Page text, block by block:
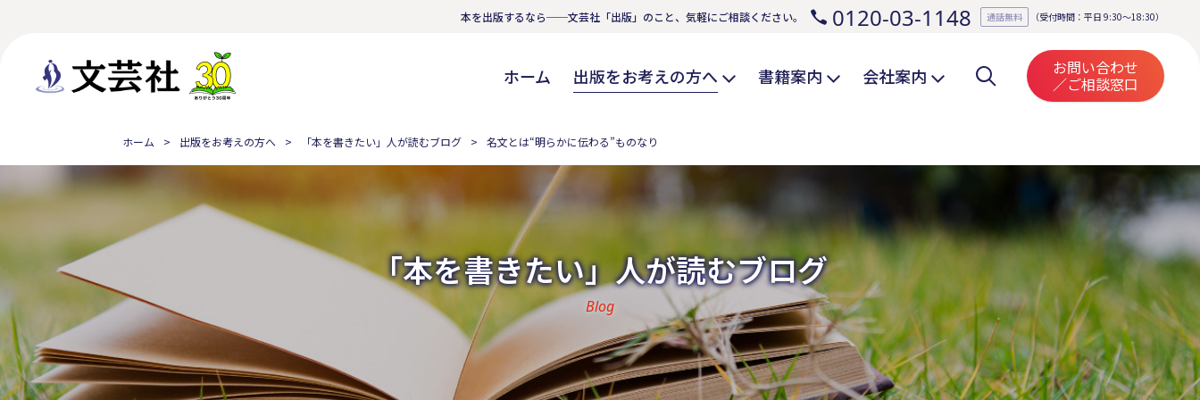
本を出版するなら──文芸社「出版」のこと、気軽にご相談ください。 0120-03-1148 通話無料 （受付時間：平日 9:30～18:30）
ホーム 出版をお考えの方へ 書籍案内 会社案内 お問い合わせ
／ご相談窓口
ホーム 出版をお考えの方へ 「本を書きたい」人が読むブログ 名文とは“明らかに伝わる”ものなり
「本を書きたい」人が読むブログ
Blog